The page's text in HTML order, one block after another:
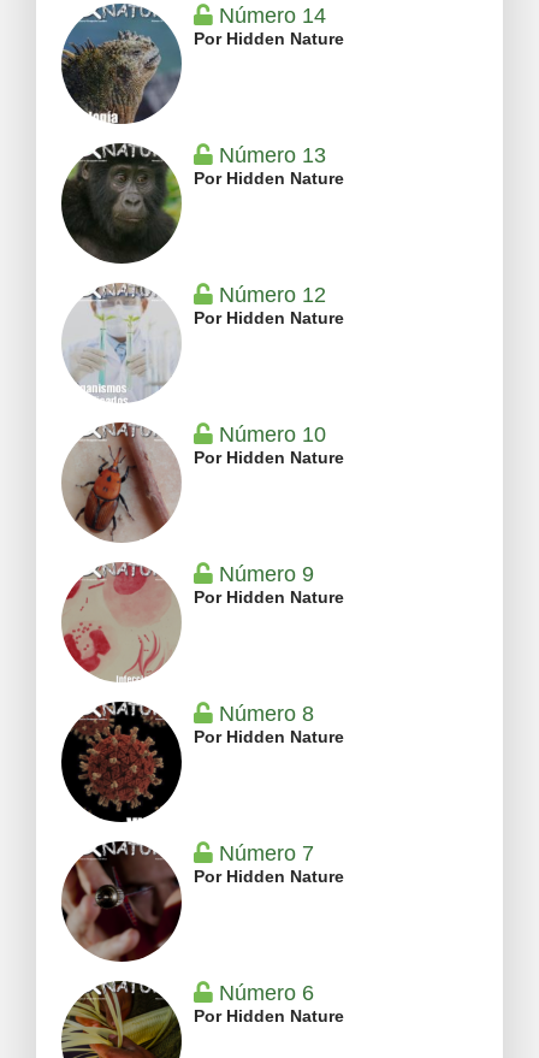
Número 14
Por Hidden Nature
Número 13
Por Hidden Nature
Número 12
Por Hidden Nature
Número 10
Por Hidden Nature
Número 9
Por Hidden Nature
Número 8
Por Hidden Nature
Número 7
Por Hidden Nature
Número 6
Por Hidden Nature